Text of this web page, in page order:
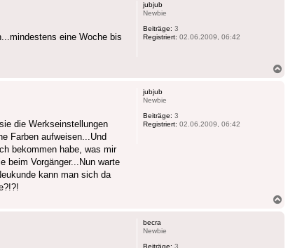
jubjub
Newbie
Beiträge: 3
Registriert: 02.06.2009, 06:42
eine Woche bis
jubjub
Newbie
Beiträge: 3
Registriert: 02.06.2009, 06:42
die Werkseinstellungen
Farben aufweisen...Und
bekommen habe, was mir
beim Vorgänger...Nun warte
kann man sich da
becra
Newbie
Beiträge: 3